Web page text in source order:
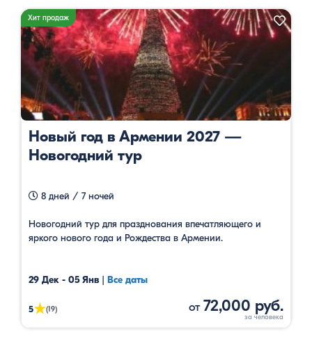
Хит продаж
Новый год в Армении 2027 —
Новогодний тур
8 дней / 7 ночей
Новогодний тур для празднования впечатляющего и
яркого нового года и Рождества в Армении.
29 Дек - 05 Янв | Все даты
5★(19) от 72,000 руб.